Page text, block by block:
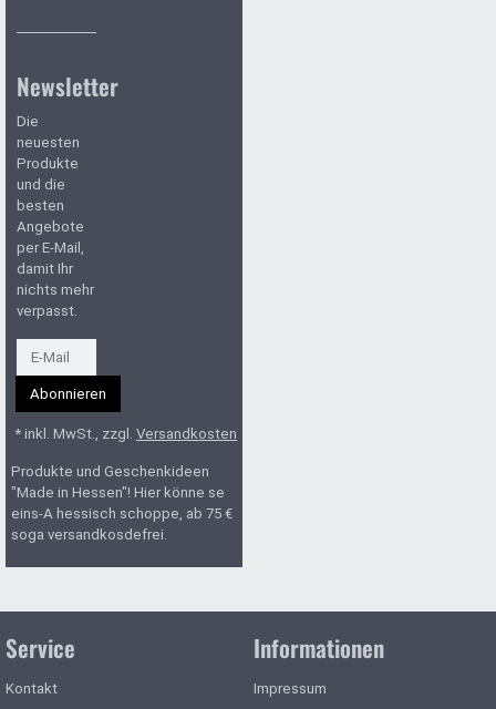
Newsletter
Die
neuesten
Produkte
und die
besten
Angebote
per E-Mail,
damit Ihr
nichts mehr
verpasst.
Newsletter
Abonnieren
* inkl. MwSt., zzgl. Versandkosten
Produkte und Geschenkideen
"Made in Hessen"! Hier könne se
eins-A hessisch schoppe, ab 75 €
soga versandkosdefrei.
Service
Kontakt
Informationen
Impressum